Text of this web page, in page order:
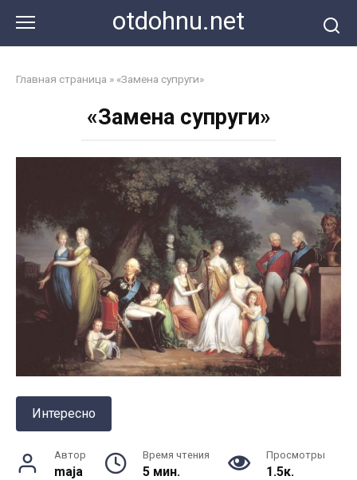
контенту
otdohnu.net
Главная страница » «Замена супруги»
«Замена супруги»
Интересно
Автор
maja
Время чтения
5 мин.
Просмотры
1.5к.